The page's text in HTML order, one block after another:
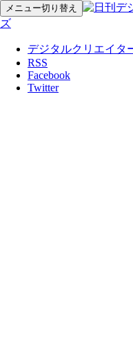
メニュー切り替え
ズ
デジタルクリエイタ
RSS
Facebook
Twitter